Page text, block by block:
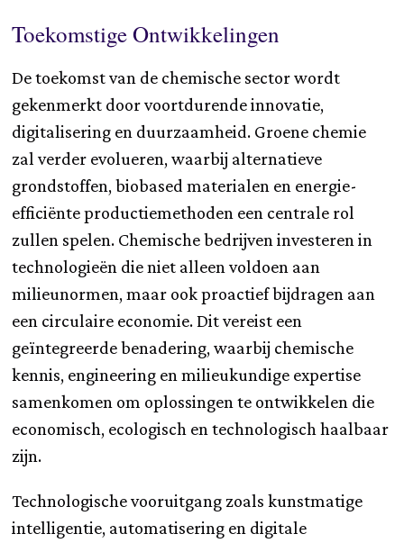
Toekomstige Ontwikkelingen
De toekomst van de chemische sector wordt
gekenmerkt door voortdurende innovatie,
digitalisering en duurzaamheid. Groene chemie
zal verder evolueren, waarbij alternatieve
grondstoffen, biobased materialen en energie-
efficiënte productiemethoden een centrale rol
zullen spelen. Chemische bedrijven investeren in
technologieën die niet alleen voldoen aan
milieunormen, maar ook proactief bijdragen aan
een circulaire economie. Dit vereist een
geïntegreerde benadering, waarbij chemische
kennis, engineering en milieukundige expertise
samenkomen om oplossingen te ontwikkelen die
economisch, ecologisch en technologisch haalbaar
zijn.
Technologische vooruitgang zoals kunstmatige
intelligentie, automatisering en digitale